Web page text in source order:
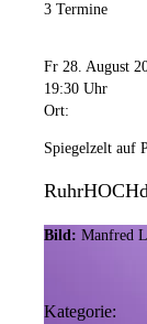
3 Termine
Fr 28. August
19:30 Uhr
Ort:
Spiegelzelt auf
Bild: Manfred
Kategorie: